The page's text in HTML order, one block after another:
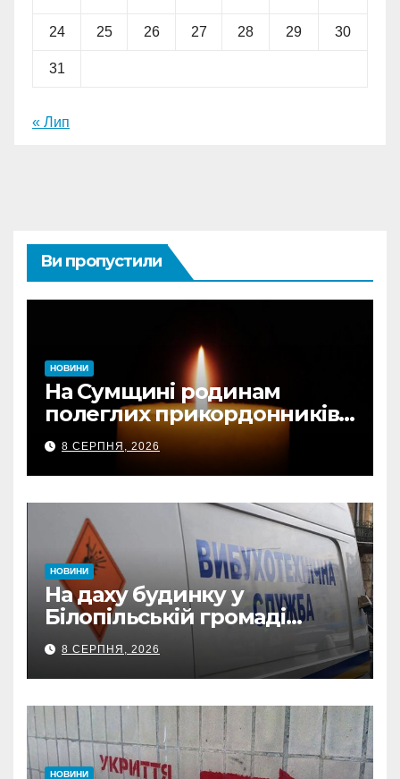
24 25 26 27 28 29 30
31
« Лип
Ви пропустили
НОВИНИ
На Сумщині родинам
полеглих прикордонників
передали державні
нагороди та відомчі
відзнаки
8 СЕРПНЯ, 2026
НОВИНИ
На даху будинку у
Білопільській громаді
знайшли 120-мм міну
8 СЕРПНЯ, 2026
НОВИНИ